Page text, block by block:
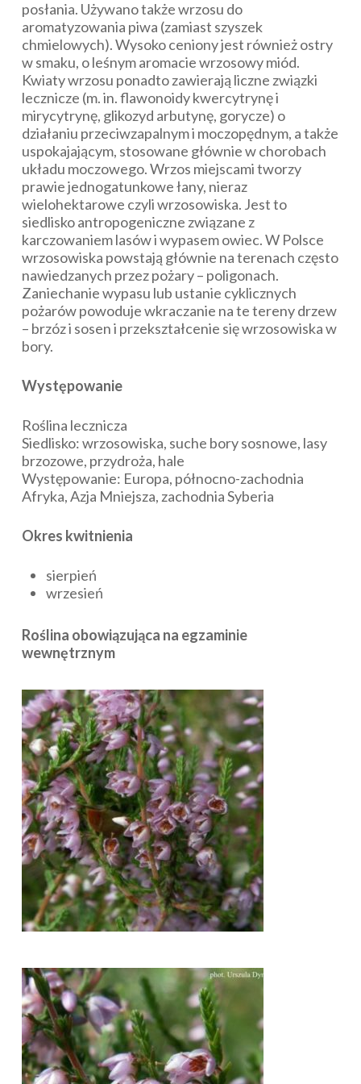
posłania. Używano także wrzosu do
aromatyzowania piwa (zamiast szyszek
chmielowych). Wysoko ceniony jest również ostry
w smaku, o leśnym aromacie wrzosowy miód.
Kwiaty wrzosu ponadto zawierają liczne związki
lecznicze (m. in. flawonoidy kwercytrynę i
mirycytrynę, glikozyd arbutynę, gorycze) o
działaniu przeciwzapalnym i moczopędnym, a także
uspokajającym, stosowane głównie w chorobach
układu moczowego. Wrzos miejscami tworzy
prawie jednogatunkowe łany, nieraz
wielohektarowe czyli wrzosowiska. Jest to
siedlisko antropogeniczne związane z
karczowaniem lasów i wypasem owiec. W Polsce
wrzosowiska powstają głównie na terenach często
nawiedzanych przez pożary – poligonach.
Zaniechanie wypasu lub ustanie cyklicznych
pożarów powoduje wkraczanie na te tereny drzew
– brzóz i sosen i przekształcenie się wrzosowiska w
bory.
Występowanie
Roślina lecznicza
Siedlisko: wrzosowiska, suche bory sosnowe, lasy
brzozowe, przydroża, hale
Występowanie: Europa, północno-zachodnia
Afryka, Azja Mniejsza, zachodnia Syberia
Okres kwitnienia
sierpień
wrzesień
Roślina obowiązująca na egzaminie
wewnętrznym